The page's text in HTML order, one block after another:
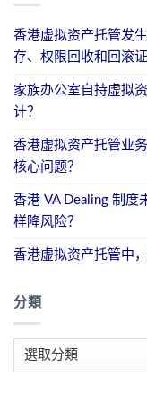
香港虚拟资产托管发
存、权限回收和回滚
家族办公室自持虚拟
计？
香港虚拟资产托管业
核心问题？
香港 VA Dealing 制度
样降风险？
香港虚拟资产托管中
分類